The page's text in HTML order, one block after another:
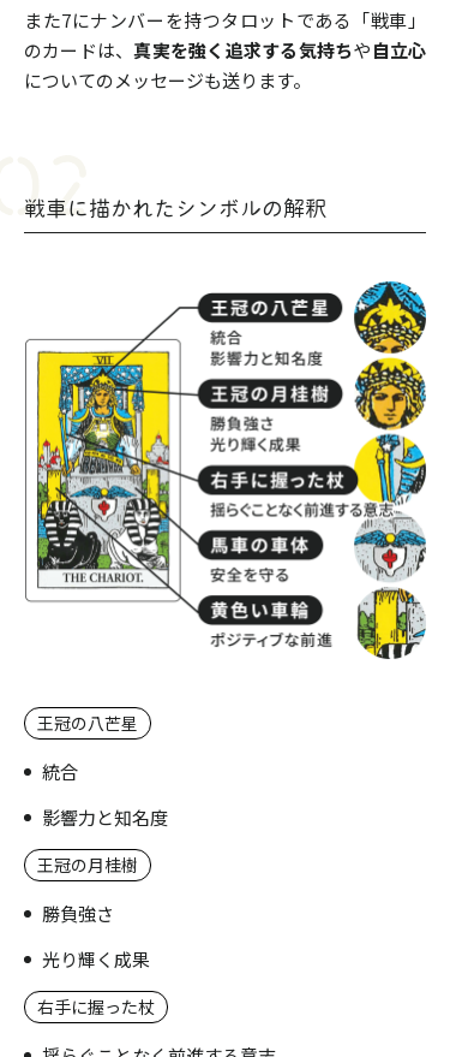
また7にナンバーを持つタロットである「戦車」
のカードは、真実を強く追求する気持ちや自立心
についてのメッセージも送ります。
戦車に描かれたシンボルの解釈
王冠の八芒星
統合
影響力と知名度
王冠の月桂樹
勝負強さ
光り輝く成果
右手に握った杖